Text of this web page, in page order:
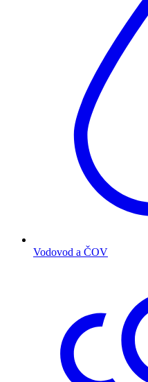
Vodovod a ČOV